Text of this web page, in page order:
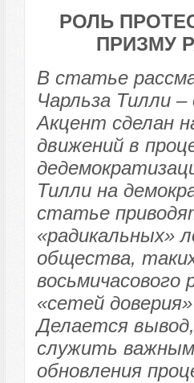
РОЛЬ
ПРИЗМУ
В статье
Чарльза Тилли –
Акцент сделан
движений в
Тилли на
статье
«радикальных»
общества,
восьмичасового
«сетей
Делается
служить
обновления